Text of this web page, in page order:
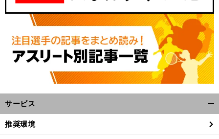
サービス
閉
推奨環境